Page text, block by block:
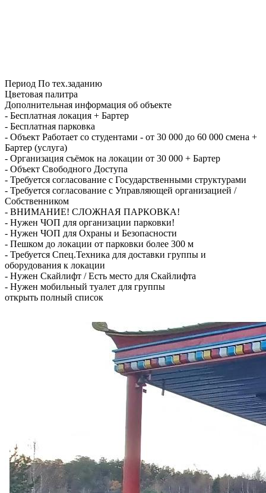
Период По тех.заданию
Цветовая палитра
Дополнительная информация об объекте
- Бесплатная локация + Бартер
- Бесплатная парковка
- Объект Работает со студентами - от 30 000 до 60 000 смена +
Бартер (услуга)
- Организация съёмок на локации от 30 000 + Бартер
- Объект Свободного Доступа
- Требуется согласование с Государственными структурами
- Требуется согласование с Управляющей организацией /
Собственником
- ВНИМАНИЕ! СЛОЖНАЯ ПАРКОВКА!
- Нужен ЧОП для организации парковки!
- Нужен ЧОП для Охраны и Безопасности
- Пешком до локации от парковки более 300 м
- Требуется Спец.Техника для доставки группы и
оборудования к локации
- Нужен Скайлифт / Есть место для Скайлифта
- Нужен мобильный туалет для группы
открыть полный список